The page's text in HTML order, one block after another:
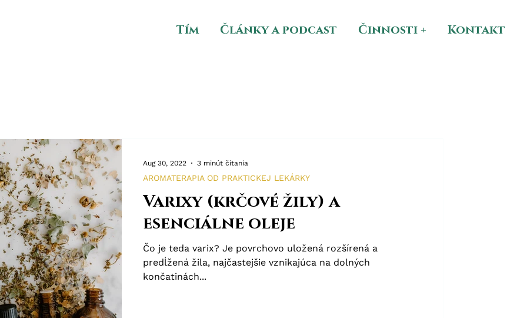
Tím Články a podcast Činnosti + Kontakt
Varixy (krčové žily) a
esenciálne oleje
Čo je teda varix? Je povrchovo uložená rozšírená a
predĺžená žila, najčastejšie vznikajúca na dolných
končatinách...
AROMATERAPIA OD PRAKTICKEJ LEKÁRKY
Aug 30, 2022 3 minút čítania